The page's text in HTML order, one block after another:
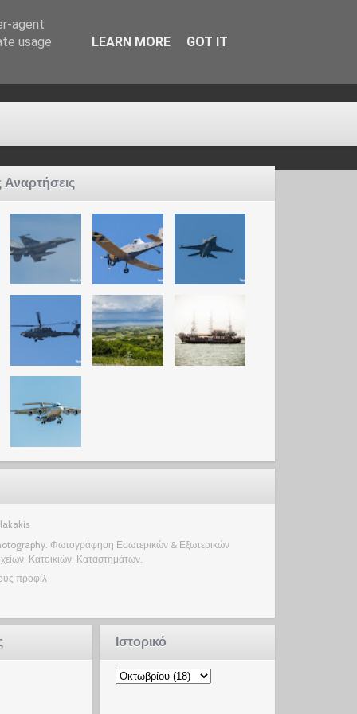
Αναρτήσεις
Φωτογράφηση Εσωτερικών & Εξωτερικών
Κατοικιών, Καταστημάτων.
προφίλ
Ιστορικό
agent
usage
LEARN MORE GOT IT